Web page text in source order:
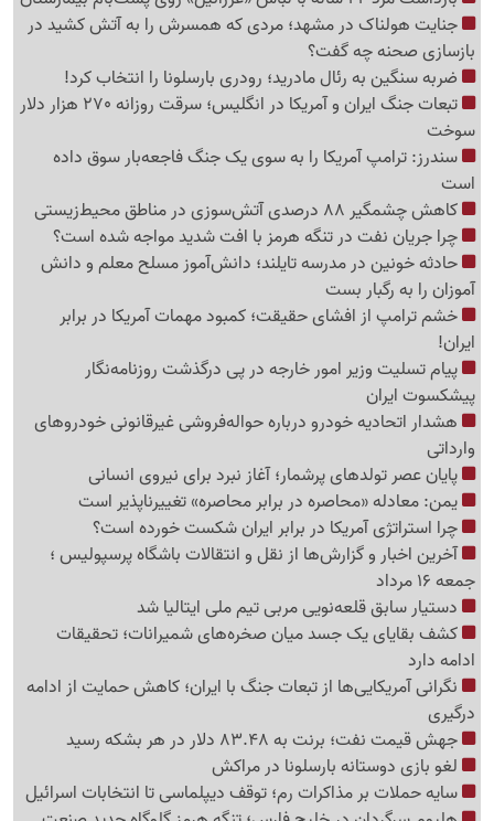
جنایت هولناک در مشهد؛ مردی که همسرش را به آتش کشید در
بازسازی صحنه چه گفت؟
ضربه سنگین به رئال مادرید؛ رودری بارسلونا را انتخاب کرد!
تبعات جنگ ایران و آمریکا در انگلیس؛ سرقت روزانه 270 هزار دلار
سوخت
سندرز: ترامپ آمریکا را به سوی یک جنگ فاجعه‌بار سوق داده
است
کاهش چشمگیر 88 درصدی آتش‌سوزی در مناطق محیط‌زیستی
چرا جریان نفت در تنگه هرمز با افت شدید مواجه شده است؟
حادثه خونین در مدرسه تایلند؛ دانش‌آموز مسلح معلم و دانش
آموزان را به رگبار بست
خشم ترامپ از افشای حقیقت؛ کمبود مهمات آمریکا در برابر
ایران!
پیام تسلیت وزیر امور خارجه در پی درگذشت روزنامه‌نگار
پیشکسوت ایران
هشدار اتحادیه خودرو درباره حواله‌فروشی غیرقانونی خودروهای
وارداتی
پایان عصر تولدهای پرشمار؛ آغاز نبرد برای نیروی انسانی
یمن: معادله «محاصره در برابر محاصره» تغییرناپذیر است
چرا استراتژی آمریکا در برابر ایران شکست خورده است؟
آخرین اخبار و گزارش‌ها از نقل و انتقالات باشگاه پرسپولیس ؛
جمعه 16 مرداد
دستیار سابق قلعه‌نویی مربی تیم ملی ایتالیا شد
کشف بقایای یک جسد میان صخره‌های شمیرانات؛ تحقیقات
ادامه دارد
نگرانی آمریکایی‌ها از تبعات جنگ با ایران؛ کاهش حمایت از ادامه
درگیری
جهش قیمت نفت؛ برنت به 83.48 دلار در هر بشکه رسید
لغو بازی دوستانه بارسلونا در مراکش
سایه حملات بر مذاکرات رم؛ توقف دیپلماسی تا انتخابات اسرائیل